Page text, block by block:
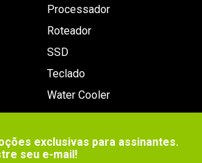
Processador
Roteador
SSD
Teclado
Water Cooler
exclusivas para assinantes.
seu e-mail!
jonsbo
fractal